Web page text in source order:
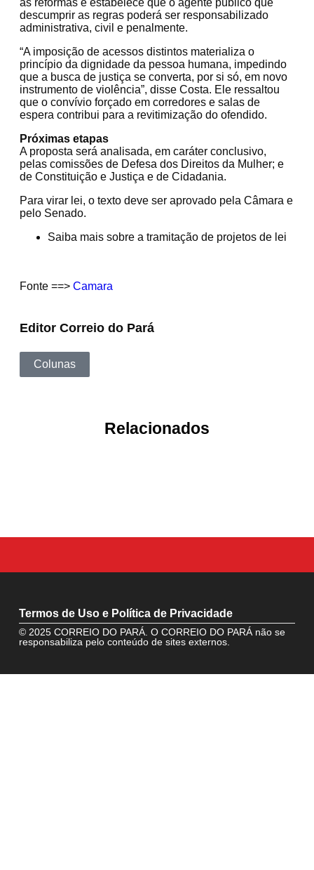
descumprir as regras poderá ser responsabilizado
administrativa, civil e penalmente.
“A imposição de acessos distintos materializa o
princípio da dignidade da pessoa humana, impedindo
que a busca de justiça se converta, por si só, em novo
instrumento de violência”, disse Costa. Ele ressaltou
que o convívio forçado em corredores e salas de
espera contribui para a revitimização do ofendido.
Próximas etapas
A proposta será analisada, em caráter conclusivo,
pelas comissões de Defesa dos Direitos da Mulher; e
de Constituição e Justiça e de Cidadania.
Para virar lei, o texto deve ser aprovado pela Câmara e
pelo Senado.
Saiba mais sobre a tramitação de projetos de lei
Fonte ==> Camara
Editor Correio do Pará
Colunas
Relacionados
Termos de Uso e Política de Privacidade
© 2025 CORREIO DO PARÁ. O CORREIO DO PARÁ não se
responsabiliza pelo conteúdo de sites externos.